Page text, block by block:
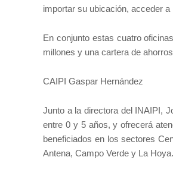
importar su ubicación, acceder
En conjunto estas cuatro
millones y una cartera de
CAIPI Gaspar Hernández
Junto a la directora del INAIPI,
entre 0 y 5 años, y ofrecerá
beneficiados en los sectores
Antena, Campo Verde y La Hoya.